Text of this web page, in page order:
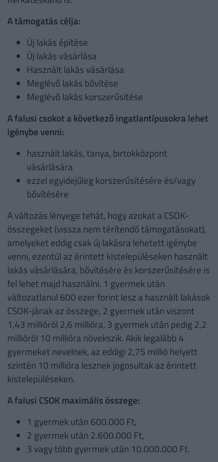
A támogatás célja:
Új lakás építése
Új lakás vásárlása
Használt lakás vásárlása
Meglévő lakás bővítése
Meglévő lakás korszerűsítése
A falusi csokot a következő ingatlantípusokra lehet
igénybe venni:
használt lakás, tanya, birtokközpont
vásárlására
ezzel egyidejűleg korszerűsítésére és/vagy
bővítésére
A változás lényege tehát, hogy azokat a CSOK-
összegeket (vissza nem térítendő támogatásokat),
amelyeket eddig csak új lakásra lehetett igénybe
venni, ezentúl az érintett kistelepüléseken használt
lakás vásárlására, bővítésére és korszerűsítésére is
fel lehet majd használni. 1 gyermek után
változatlanul 600 ezer forint lesz a használt lakások
CSOK-jának az összege, 2 gyermek után viszont
1,43 millióról 2,6 millióra, 3 gyermek után pedig 2,2
millióról 10 millióra növekszik. Akik legalább 4
gyermeket nevelnek, az eddigi 2,75 millió helyett
szintén 10 millióra lesznek jogosultak az érintett
kistelepüléseken.
A falusi CSOK maximális összege:
1 gyermek után 600.000 Ft,
2 gyermek után 2.600.000 Ft,
3 vagy több gyermek után 10.000.000 Ft.